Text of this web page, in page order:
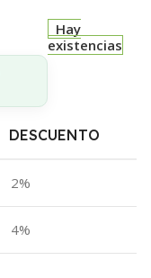
Hay
existencias
DESCUENTO
2%
4%